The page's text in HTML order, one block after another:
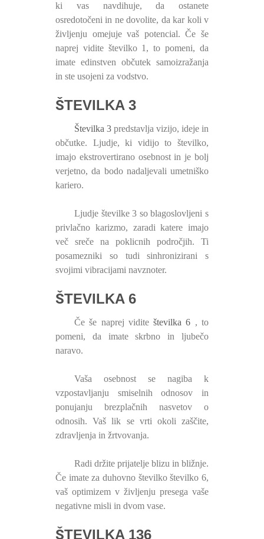
ki vas navdihuje, da ostanete
osredotočeni in ne dovolite, da kar koli v
življenju omejuje vaš potencial. Če še
naprej vidite številko 1, to pomeni, da
imate edinstven občutek samoizražanja
in ste usojeni za vodstvo.
ŠTEVILKA 3
Številka 3 predstavlja vizijo, ideje in
občutke. Ljudje, ki vidijo to številko,
imajo ekstrovertirano osebnost in je bolj
verjetno, da bodo nadaljevali umetniško
kariero.
Ljudje številke 3 so blagoslovljeni s
privlačno karizmo, zaradi katere imajo
več sreče na poklicnih področjih. Ti
posamezniki so tudi sinhronizirani s
svojimi vibracijami navznoter.
ŠTEVILKA 6
Če še naprej viditeštevilka 6 , to
pomeni, da imate skrbno in ljubečo
naravo.
Vaša osebnost se nagiba k
vzpostavljanju smiselnih odnosov in
ponujanju brezplačnih nasvetov o
odnosih. Vaš lik se vrti okoli zaščite,
zdravljenja in žrtvovanja.
Radi držite prijatelje blizu in bližnje.
Če imate za duhovno številko številko 6,
vaš optimizem v življenju presega vaše
negativne misli in dvom vase.
ŠTEVILKA 136